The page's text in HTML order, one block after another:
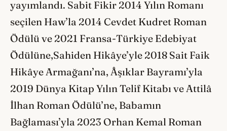
yayımlandı. Sabit Fikir 2014 Yılın Romanı
seçilen Haw’la 2014 Cevdet Kudret Roman
Ödülü ve 2021 Fransa-Türkiye Edebiyat
Ödülüne,Sahiden Hikâye’yle 2018 Sait Faik
Hikâye Armağanı’na, Âşıklar Bayramı’yla
2019 Dünya Kitap Yılın Telif Kitabı ve Attilâ
İlhan Roman Ödülü’ne, Babamın
Bağlaması’yla 2023 Orhan Kemal Roman